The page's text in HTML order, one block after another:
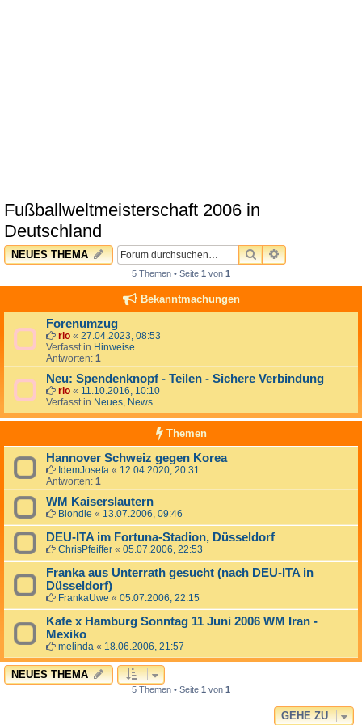
Fußballweltmeisterschaft 2006 in
Deutschland
NEUES THEMA SUCHEERWEITERTE
5 Themen • Seite 1 von 1
Bekanntmachungen
Forenumzug
rio « 27.04.2023, 08:53
Verfasst in Hinweise
Antworten: 1
Neu: Spendenknopf - Teilen - Sichere Verbindung
rio « 11.10.2016, 10:10
Verfasst in Neues, News
Themen
Hannover Schweiz gegen Korea
IdemJosefa « 12.04.2020, 20:31
Antworten: 1
WM Kaiserslautern
Blondie « 13.07.2006, 09:46
DEU-ITA im Fortuna-Stadion, Düsseldorf
ChrisPfeiffer « 05.07.2006, 22:53
Franka aus Unterrath gesucht (nach DEU-ITA in
Düsseldorf)
FrankaUwe « 05.07.2006, 22:15
Kafe x Hamburg Sonntag 11 Juni 2006 WM Iran -
Mexiko
melinda « 18.06.2006, 21:57
NEUES THEMA
5 Themen • Seite 1 von 1
GEHE ZU